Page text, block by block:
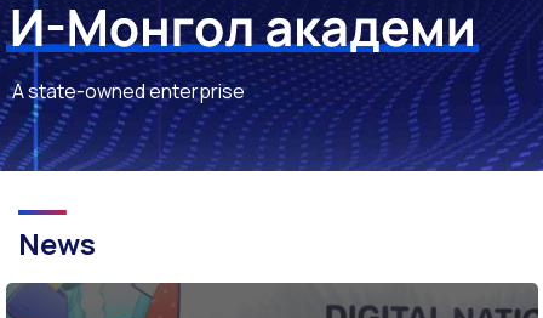
A state-owned enterprise
News